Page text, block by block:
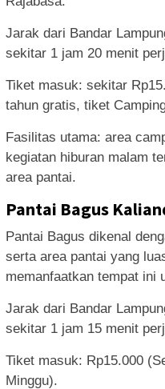
Jarak dari Bandar
sekitar 1 jam 20 menit
Tiket masuk: sekitar
tahun gratis, tiket
Fasilitas utama: area
kegiatan hiburan malam
area pantai.
Pantai Bagus
Pantai Bagus dikenal
serta area pantai yang
memanfaatkan tempat ini
Jarak dari Bandar
sekitar 1 jam 15 menit
Tiket masuk: Rp15.000
Minggu).